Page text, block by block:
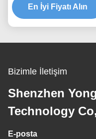
Üretim hattı
En İyi Fiyatı Alın
Bizimle İletişim
Shenzhen
Technology
E-posta